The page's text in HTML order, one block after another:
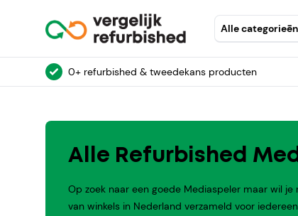
Alle categorieēn
0+ refurbished & tweedekans producten
Alle Refurbished
Op zoek naar een goede Mediaspeler maar wil
van winkels in Nederland verzameld voor